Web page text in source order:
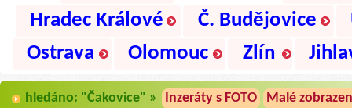
Hradec Králové
Č. Budějovice
Ostrava
Olomouc Zlín
hledáno: "Čakovice" » Inzeráty s FOTO Malé